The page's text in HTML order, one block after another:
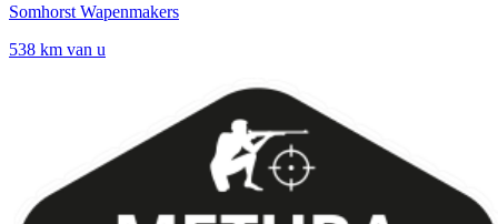
Somhorst Wapenmakers
538 km van u